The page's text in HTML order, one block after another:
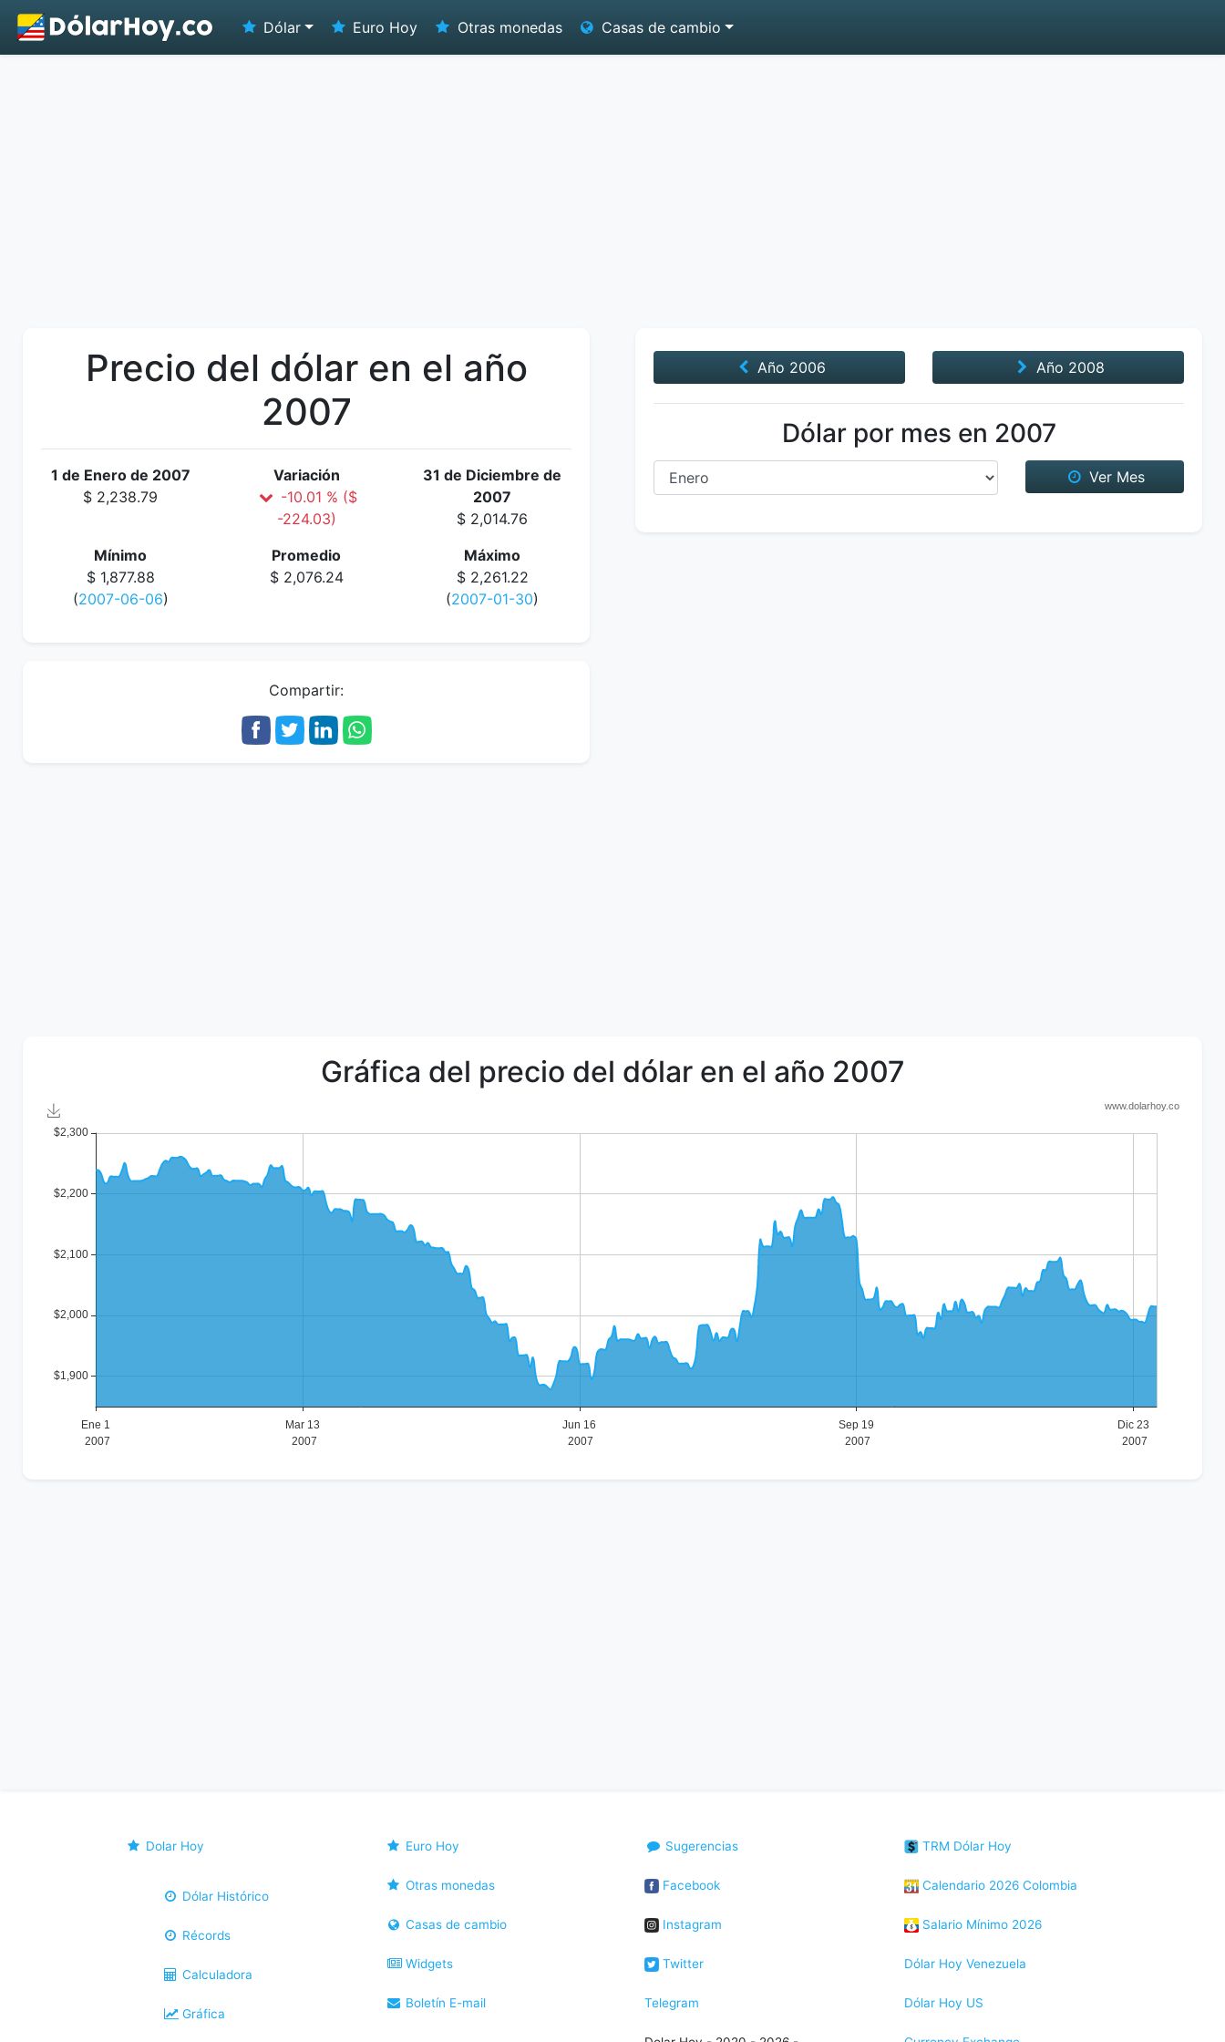
Dólar Euro Hoy Otras monedas Casas de cambio
Precio del dólar en el año
2007
1 de Enero de 2007
$ 2,238.79
Variación
-10.01 % ($
-224.03)
31 de Diciembre de
2007
$ 2,014.76
Mínimo
$ 1,877.88
(2007-06-06)
Promedio
$ 2,076.24
Máximo
$ 2,261.22
(2007-01-30)
Año 2006 Año 2008
Dólar por mes en 2007
Ver Mes
Compartir:
Gráfica del precio del dólar en el año 2007
Dolar Hoy
Dólar Histórico
Récords
Calculadora
Gráfica
Euro Hoy
Otras monedas
Casas de cambio
Widgets
Boletín E-mail
Sugerencias
Facebook
Instagram
Twitter
Telegram
TRM Dólar Hoy
Calendario 2026 Colombia
Salario Mínimo 2026
Dólar Hoy Venezuela
Dólar Hoy US